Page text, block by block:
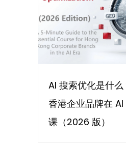
AI 搜索优化是什
香港企业品牌在
课（2026 版）